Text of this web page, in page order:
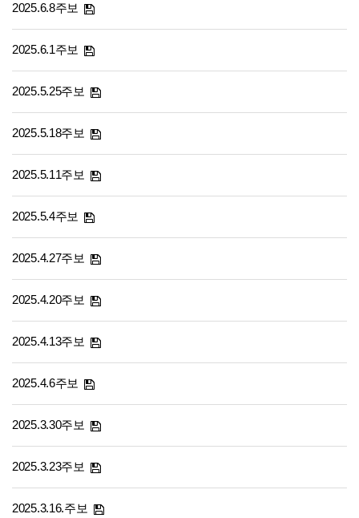
2025.6.8주보
2025.6.1주보
2025.5.25주보
2025.5.18주보
2025.5.11주보
2025.5.4주보
2025.4.27주보
2025.4.20주보
2025.4.13주보
2025.4.6주보
2025.3.30주보
2025.3.23주보
2025.3.16.주보